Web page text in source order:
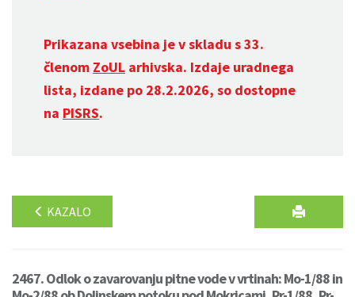
Prikazana vsebina je v skladu s 33.
členom ZoUL arhivska. Izdaje uradnega
lista, izdane po 28.2.2026, so dostopne
na PISRS.
KAZALO
2467. Odlok o zavarovanju pitne vode v vrtinah: Mo-1/88 in